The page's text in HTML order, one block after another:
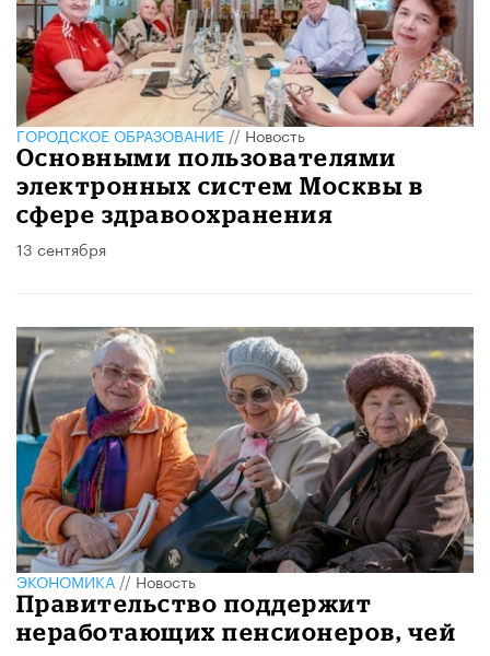
ГОРОДСКОЕ ОБРАЗОВАНИЕ//Новость
​Основными пользователями
электронных систем Москвы в
сфере здравоохранения
13 сентября
ЭКОНОМИКА//Новость
Правительство поддержит
неработающих пенсионеров, чей